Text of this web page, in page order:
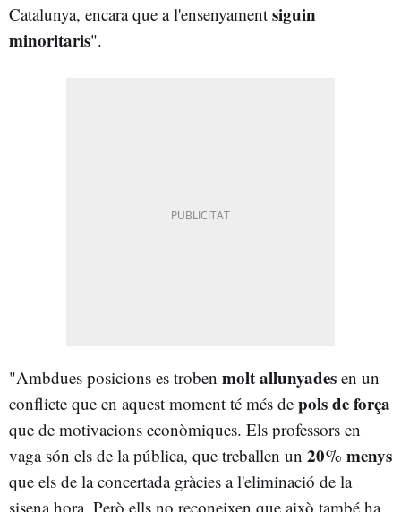
Catalunya, encara que a l'ensenyament siguin
minoritaris".
"Ambdues posicions es troben molt allunyades en un
conflicte que en aquest moment té més de pols de força
que de motivacions econòmiques. Els professors en
vaga són els de la pública, que treballen un 20% menys
que els de la concertada gràcies a l'eliminació de la
sisena hora. Però ells no reconeixen que això també ha